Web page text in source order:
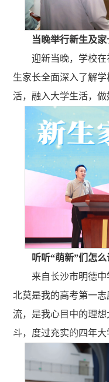
当晚举行新生及
迎新当晚，学校
生家长全面深入了解
活，融入大学生活，做
听听“萌新”们怎么
来自长沙市明德
北莫是我的高考第一
流，是我心目中的理
斗，度过充实的四年大